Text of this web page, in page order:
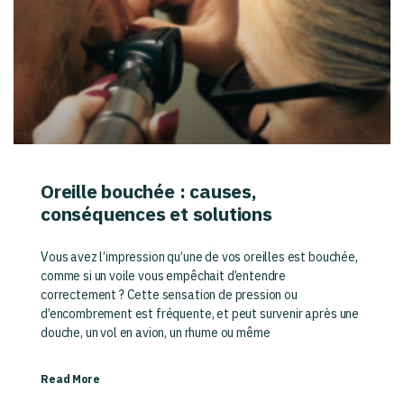
Oreille bouchée : causes,
conséquences et solutions
Vous avez l’impression qu’une de vos oreilles est bouchée,
comme si un voile vous empêchait d’entendre
correctement ? Cette sensation de pression ou
d’encombrement est fréquente, et peut survenir après une
douche, un vol en avion, un rhume ou même
Read More